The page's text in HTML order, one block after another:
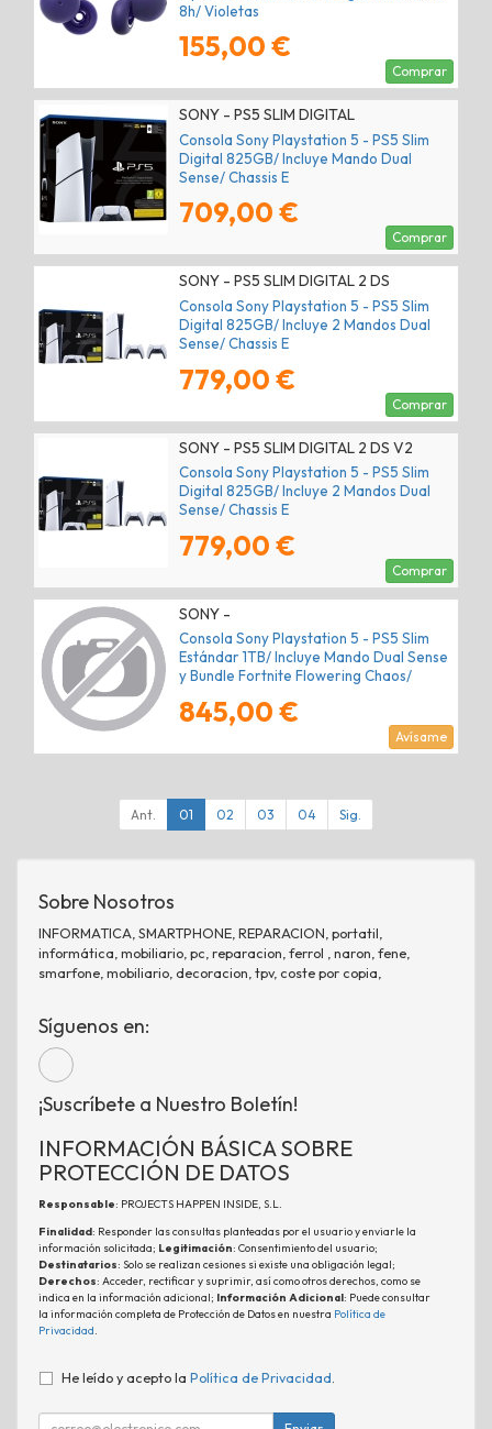
8h/ Violetas
155,00 €
Comprar
SONY - PS5 SLIM DIGITAL
Consola Sony Playstation 5 - PS5 Slim
Digital 825GB/ Incluye Mando Dual
Sense/ Chassis E
709,00 €
Comprar
SONY - PS5 SLIM DIGITAL 2 DS
Consola Sony Playstation 5 - PS5 Slim
Digital 825GB/ Incluye 2 Mandos Dual
Sense/ Chassis E
779,00 €
Comprar
SONY - PS5 SLIM DIGITAL 2 DS V2
Consola Sony Playstation 5 - PS5 Slim
Digital 825GB/ Incluye 2 Mandos Dual
Sense/ Chassis E
779,00 €
Comprar
SONY -
Consola Sony Playstation 5 - PS5 Slim
Estándar 1TB/ Incluye Mando Dual Sense
y Bundle Fortnite Flowering Chaos/
845,00 €
Avísame
Ant. 01 02 03 04 Sig.
Sobre Nosotros
INFORMATICA, SMARTPHONE, REPARACION, portatil,
informática, mobiliario, pc, reparacion, ferrol , naron, fene,
smarfone, mobiliario, decoracion, tpv, coste por copia,
Síguenos en:
¡Suscríbete a Nuestro Boletín!
INFORMACIÓN BÁSICA SOBRE
PROTECCIÓN DE DATOS
Responsable: PROJECTS HAPPEN INSIDE, S.L.
Finalidad: Responder las consultas planteadas por el usuario y enviarle la
información solicitada; Legitimación: Consentimiento del usuario;
Destinatarios: Solo se realizan cesiones si existe una obligación legal;
Derechos: Acceder, rectificar y suprimir, así como otros derechos, como se
indica en la información adicional; Información Adicional: Puede consultar
la información completa de Protección de Datos en nuestra Política de
Privacidad.
He leído y acepto la Política de Privacidad